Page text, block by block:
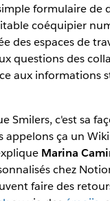
formulaire de
coéquipier
des espaces de
questions des
aux informations
Smilers, c'est sa
appelons ça un
Marina
chez
faire des